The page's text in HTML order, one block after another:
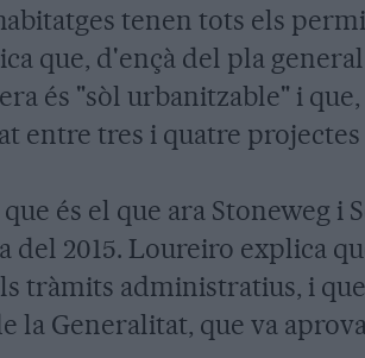
tenen tots els
que, d'ençà del pla
és "sòl urbanitzable" i
entre tres i quatre
és el que ara Stoneweg i
del 2015. Loureiro explica
tràmits administratius, i
la Generalitat, que va